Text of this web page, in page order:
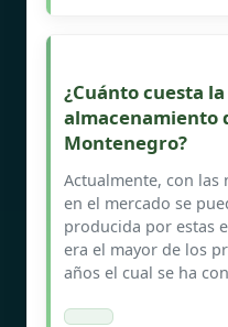
¿Cuánto cuesta
almacenamiento
Montenegro?
Actualmente, con las
en el mercado se
producida por estas
era el mayor de los
años el cual se ha